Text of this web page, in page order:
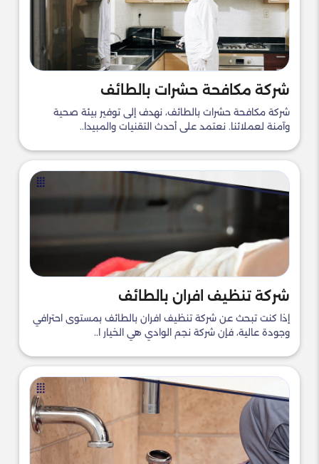
شركة مكافحة حشرات بالطائف
شركة مكافحة حشرات بالطائف، نهدف إلى توفير بيئة صحية
وآمنة لعملائنا. نعتمد على أحدث التقنيات والمبيدا..
شركة تنظيف افران بالطائف
إذا كنت تبحث عن شركة تنظيف افران بالطائف بمستوى احترافي
وجودة عالية، فإن شركة نجم الوادي هي الخيار ا..